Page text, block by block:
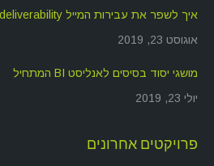
איך לשפר את עבירות המייל Email deliverability שאתם שולחים
אוגוסט 23, 2019
מושגי יסוד בסיסים לאנליסט BI המתחיל
יולי 23, 2019
פרויקטים אחרונים